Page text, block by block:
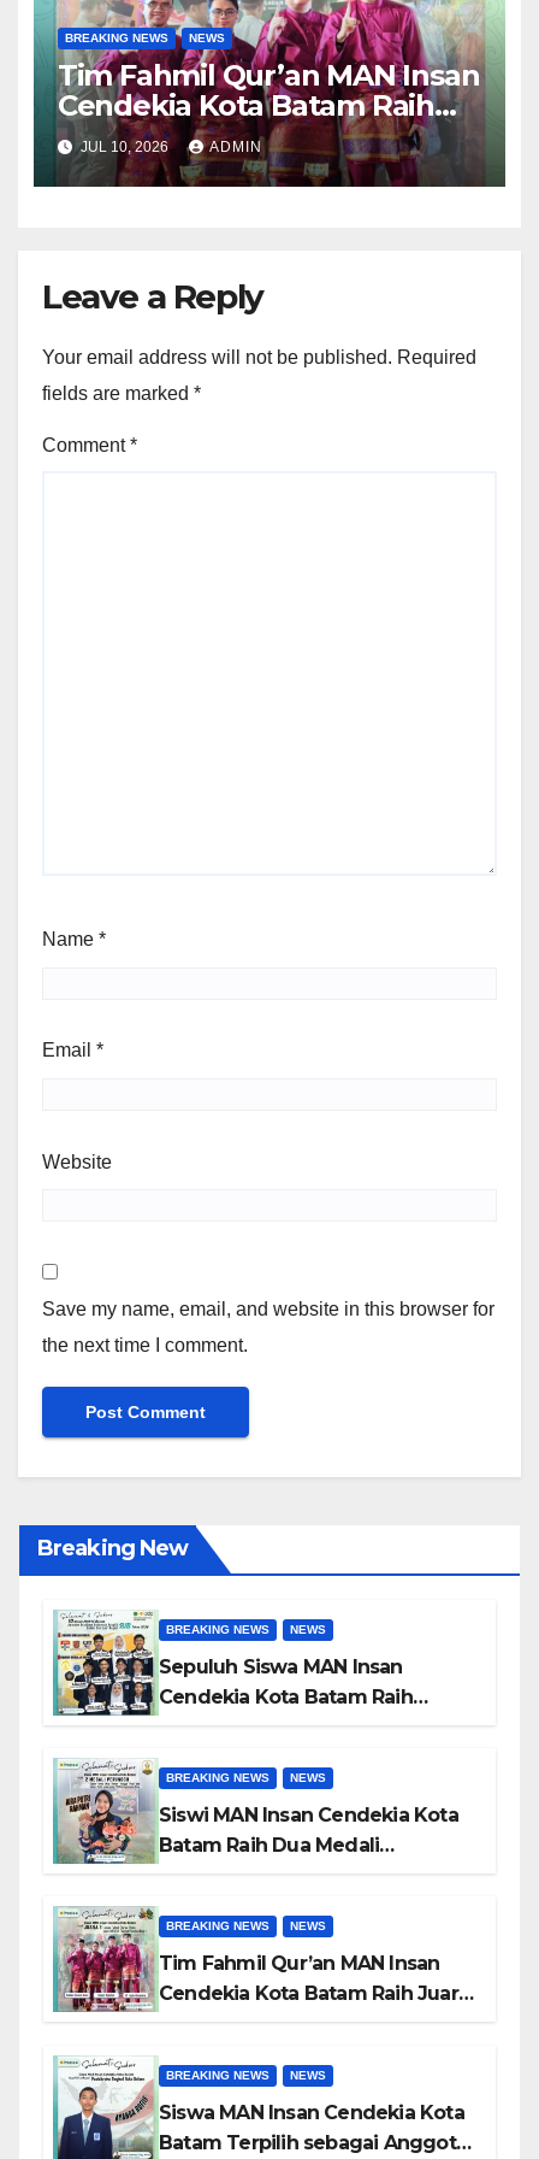
BREAKING NEWS NEWS
Tim Fahmil Qur’an MAN Insan
Cendekia Kota Batam Raih
Juara I MTQ XII Tingkat
Provinsi Kepulauan Riau
JUL 10, 2026 ADMIN
Leave a Reply
Your email address will not be published. Required
fields are marked *
Comment*
Name *
Email *
Website
Save my name, email, and website in this browser for
the next time I comment.
Breaking New
BREAKING NEWS NEWS
Sepuluh Siswa MAN Insan
Cendekia Kota Batam Raih
Luar Negeri
BREAKING NEWS NEWS
Siswi MAN Insan Cendekia Kota
Batam Raih Dua Medali
Meja
BREAKING NEWS NEWS
Tim Fahmil Qur’an MAN Insan
Cendekia Kota Batam Raih Juara
BREAKING NEWS NEWS
Siswa MAN Insan Cendekia Kota
Batam Terpilih sebagai Anggota